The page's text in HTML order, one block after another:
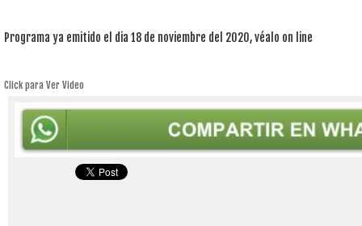
Programa ya emitido el dia 18 de noviembre del 2020, véalo on line
Click para Ver Video